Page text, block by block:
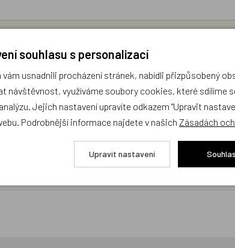
poradíme s výběrem (Po–Pá, 10–17 hod).
Dráček.cz
odrážejí výhradně názory a stanoviska zákazníků.
Zatím zde nejsou žádné dotazy. Buďte
souhlasu s personalizací
vám usnadnili procházení stránek, nabídli přizpůsobený
návštěvnost, využíváme soubory cookies, které sdílíme
Jejich nastavení upravíte odkazem "Upravit
Podrobnější informace najdete v našich Zásadách
Upravit nastavení